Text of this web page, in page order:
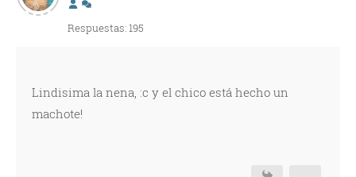
Respuestas: 195
Lindisima la nena, :c y el chico está hecho un
machote!